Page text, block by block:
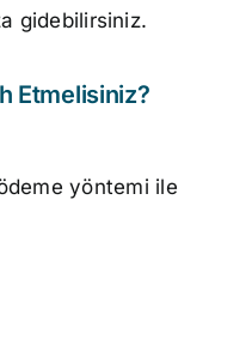
gidebilirsiniz.
Etmelisiniz?
ödeme yöntemi ile